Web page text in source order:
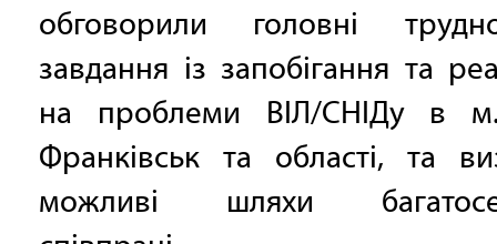
обговорили головні
завдання із запобігання та
на проблеми ВІЛ/СНІДу в
Франківськ та області, та
можливі шляхи